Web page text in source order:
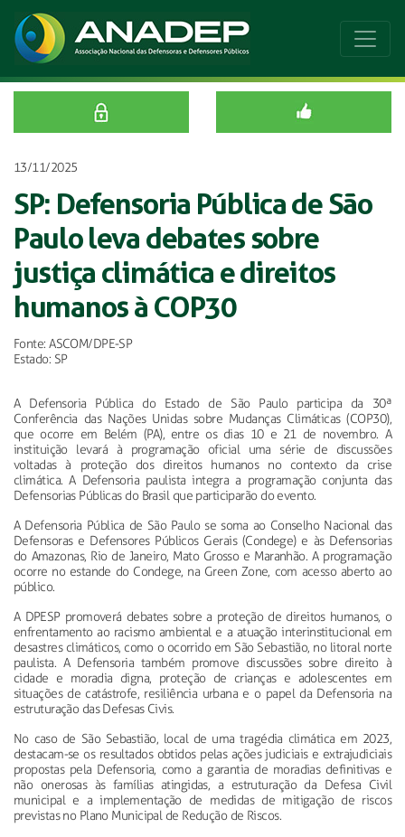
13/11/2025
SP: Defensoria Pública de São
Paulo leva debates sobre
justiça climática e direitos
humanos à COP30
Fonte: ASCOM/DPE-SP
Estado: SP
A Defensoria Pública do Estado de São Paulo participa da 30ª
Conferência das Nações Unidas sobre Mudanças Climáticas (COP30),
que ocorre em Belém (PA), entre os dias 10 e 21 de novembro. A
instituição levará à programação oficial uma série de discussões
voltadas à proteção dos direitos humanos no contexto da crise
climática. A Defensoria paulista integra a programação conjunta das
Defensorias Públicas do Brasil que participarão do evento.
A Defensoria Pública de São Paulo se soma ao Conselho Nacional das
Defensoras e Defensores Públicos Gerais (Condege) e às Defensorias
do Amazonas, Rio de Janeiro, Mato Grosso e Maranhão. A programação
ocorre no estande do Condege, na Green Zone, com acesso aberto ao
público.
A DPESP promoverá debates sobre a proteção de direitos humanos, o
enfrentamento ao racismo ambiental e a atuação interinstitucional em
desastres climáticos, como o ocorrido em São Sebastião, no litoral norte
paulista. A Defensoria também promove discussões sobre direito à
cidade e moradia digna, proteção de crianças e adolescentes em
situações de catástrofe, resiliência urbana e o papel da Defensoria na
estruturação das Defesas Civis.
No caso de São Sebastião, local de uma tragédia climática em 2023,
destacam-se os resultados obtidos pelas ações judiciais e extrajudiciais
propostas pela Defensoria, como a garantia de moradias definitivas e
não onerosas às famílias atingidas, a estruturação da Defesa Civil
municipal e a implementação de medidas de mitigação de riscos
previstas no Plano Municipal de Redução de Riscos.